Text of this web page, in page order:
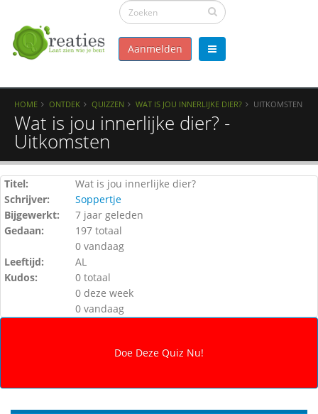
Aanmelden
HOME ONTDEK QUIZZEN WAT IS JOU INNERLIJKE DIER? UITKOMSTEN
Wat is jou innerlijke dier? -
Uitkomsten
Titel:
Wat is jou innerlijke dier?
Schrijver:
Soppertje
Bijgewerkt:
7 jaar geleden
Gedaan:
197 totaal
0 vandaag
Leeftijd:
AL
Kudos:
0 totaal
0 deze week
0 vandaag